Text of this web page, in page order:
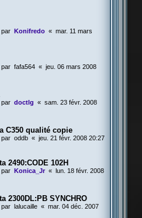
par Konifredo « mar. 11 mars
par fafa564 « jeu. 06 mars 2008
par doctlg « sam. 23 févr. 2008
C350 qualité copie
par oddb « jeu. 21 févr. 2008 20:27
2490:CODE 102H
par Konica_Jr «
lun. 18 févr. 2008
2300DL:PB SYNCHRO
par lalucaille « mar. 04 déc. 2007